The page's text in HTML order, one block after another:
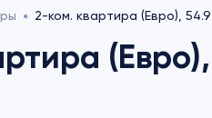
2-ком. квартира (Евро),